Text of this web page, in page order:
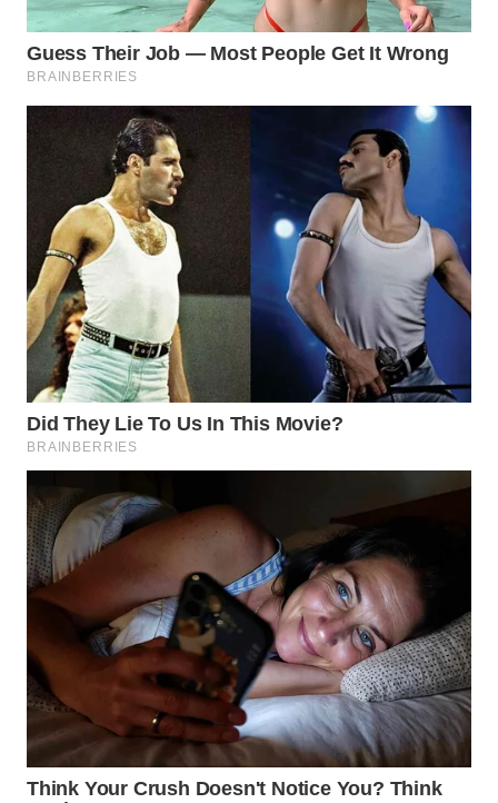
WN
SEMARANG
WN
BOROBUDUR
WN
MADURA
WN
SURABAYA
BINTAN
WN
MANDALIKA
WN
LIKUPANG
WN